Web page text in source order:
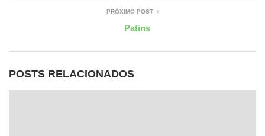
PRÓXIMO POST
Patins
POSTS RELACIONADOS